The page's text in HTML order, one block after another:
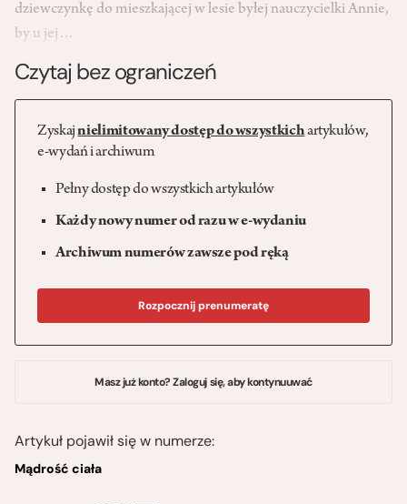
dziewczynkę do mieszkającej w lesie byłej nauczycielki Annie,
by u jej…
Czytaj bez ograniczeń
Zyskajnielimitowany dostęp do wszystkichartykułów,
e-wydań i archiwum
Pełny dostęp do wszystkich artykułów
Każdy nowy numer od razu w e-wydaniu
Archiwum numerów zawsze pod ręką
Rozpocznij prenumeratę
Masz już konto? Zaloguj się, aby kontynuuwać
Artykuł pojawił się w numerze:
Mądrość ciała